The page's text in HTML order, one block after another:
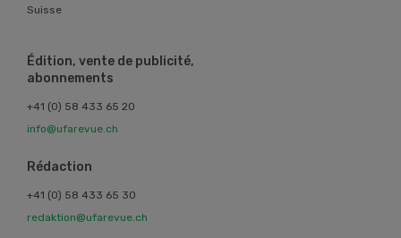
Suisse
Édition, vente de publicité,
abonnements
+41 (0) 58 433 65 20
info@ufarevue.ch
Rédaction
+41 (0) 58 433 65 30
redaktion@ufarevue.ch